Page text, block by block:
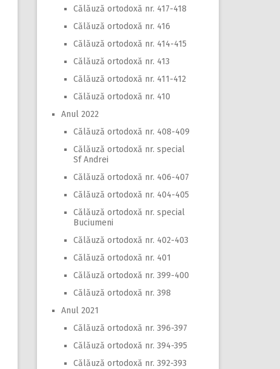
Călăuză ortodoxă nr. 417-418
Călăuză ortodoxă nr. 416
Călăuză ortodoxă nr. 414-415
Călăuză ortodoxă nr. 413
Călăuză ortodoxă nr. 411-412
Călăuză ortodoxă nr. 410
Anul 2022
Călăuză ortodoxă nr. 408-409
Călăuză ortodoxă nr. special
Sf Andrei
Călăuză ortodoxă nr. 406-407
Călăuză ortodoxă nr. 404-405
Călăuză ortodoxă nr. special
Buciumeni
Călăuză ortodoxă nr. 402-403
Călăuză ortodoxă nr. 401
Călăuză ortodoxă nr. 399-400
Călăuză ortodoxă nr. 398
Anul 2021
Călăuză ortodoxă nr. 396-397
Călăuză ortodoxă nr. 394-395
Călăuză ortodoxă nr. 392-393